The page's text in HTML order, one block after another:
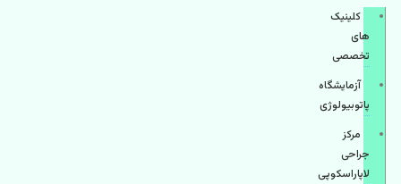
کلینیک
های
تخصصی
آزمایشگاه
پاتوبیولوژی
مرکز
جراحی
لاپاراسکوپی